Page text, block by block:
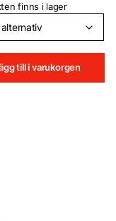
finns i lager
till i varukorgen